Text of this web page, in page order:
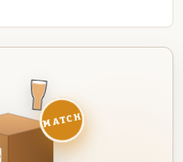
MATCH